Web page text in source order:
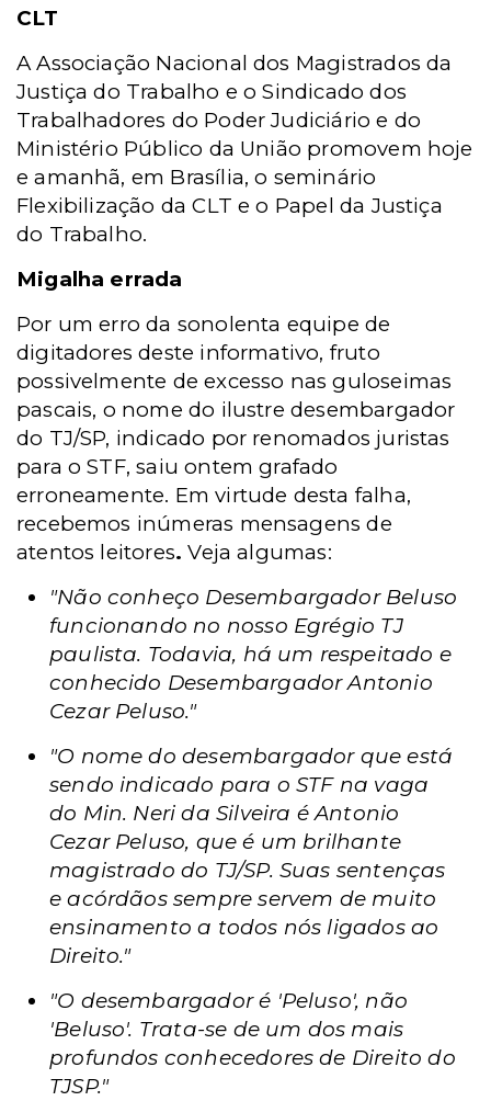
CLT
A Associação Nacional dos Magistrados da
Justiça do Trabalho e o Sindicado dos
Trabalhadores do Poder Judiciário e do
Ministério Público da União promovem hoje
e amanhã, em Brasília, o seminário
Flexibilização da CLT e o Papel da Justiça
do Trabalho.
Migalha errada
Por um erro da sonolenta equipe de
digitadores deste informativo, fruto
possivelmente de excesso nas guloseimas
pascais, o nome do ilustre desembargador
do TJ/SP, indicado por renomados juristas
para o STF, saiu ontem grafado
erroneamente. Em virtude desta falha,
recebemos inúmeras mensagens de
atentos leitores.Veja algumas:
"Não conheço Desembargador Beluso
funcionando no nosso Egrégio TJ
paulista. Todavia, há um respeitado e
conhecido Desembargador Antonio
Cezar Peluso."
"O nome do desembargador que está
sendo indicado para o STF na vaga
do Min. Neri da Silveira é Antonio
Cezar Peluso, que é um brilhante
magistrado do TJ/SP. Suas sentenças
e acórdãos sempre servem de muito
ensinamento a todos nós ligados ao
Direito."
"O desembargador é 'Peluso', não
'Beluso'. Trata-se de um dos mais
profundos conhecedores de Direito do
TJSP."